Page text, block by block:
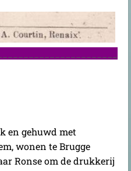
en gehuwd met
wonen te Brugge
Ronse om de drukkerij